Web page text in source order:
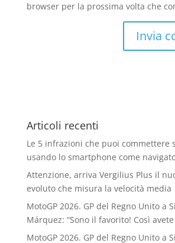
browser per la prossima volta che
Articoli recenti
Le 5 infrazioni che puoi commettere
usando lo smartphone come
Attenzione, arriva Vergilius Plus il
evoluto che misura la velocità media
MotoGP 2026. GP del Regno Unito a
Márquez: “Sono il favorito! Così
MotoGP 2026. GP del Regno Unito a